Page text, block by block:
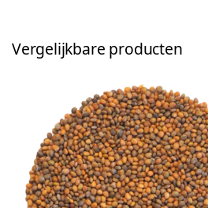
Vergelijkbare producten